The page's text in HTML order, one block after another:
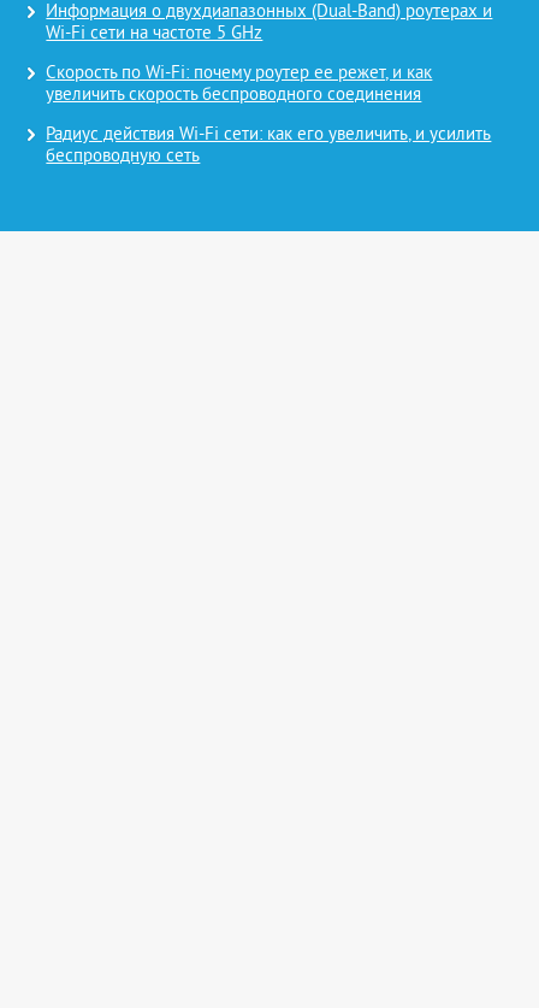
Информация о двухдиапазонных (Dual-Band) роутерах и
Wi-Fi сети на частоте 5 GHz
Скорость по Wi-Fi: почему роутер ее режет, и как
увеличить скорость беспроводного соединения
Радиус действия Wi-Fi сети: как его увеличить, и усилить
беспроводную сеть